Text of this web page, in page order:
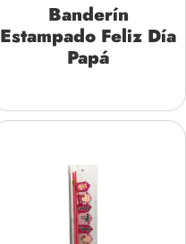
Banderín
Estampado Feliz Día
Papá